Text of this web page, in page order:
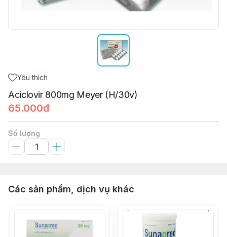
Yêu thích
Aciclovir 800mg Meyer (H/30v)
65.000đ
Số lượng
Các sản phẩm, dịch vụ khác